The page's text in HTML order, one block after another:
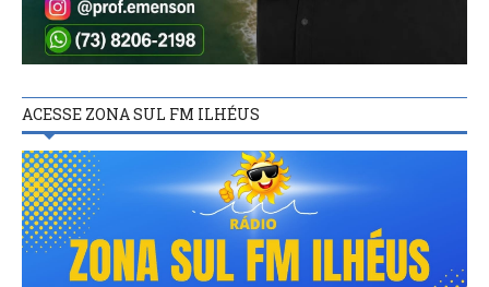
ACESSE ZONA SUL FM ILHÉUS